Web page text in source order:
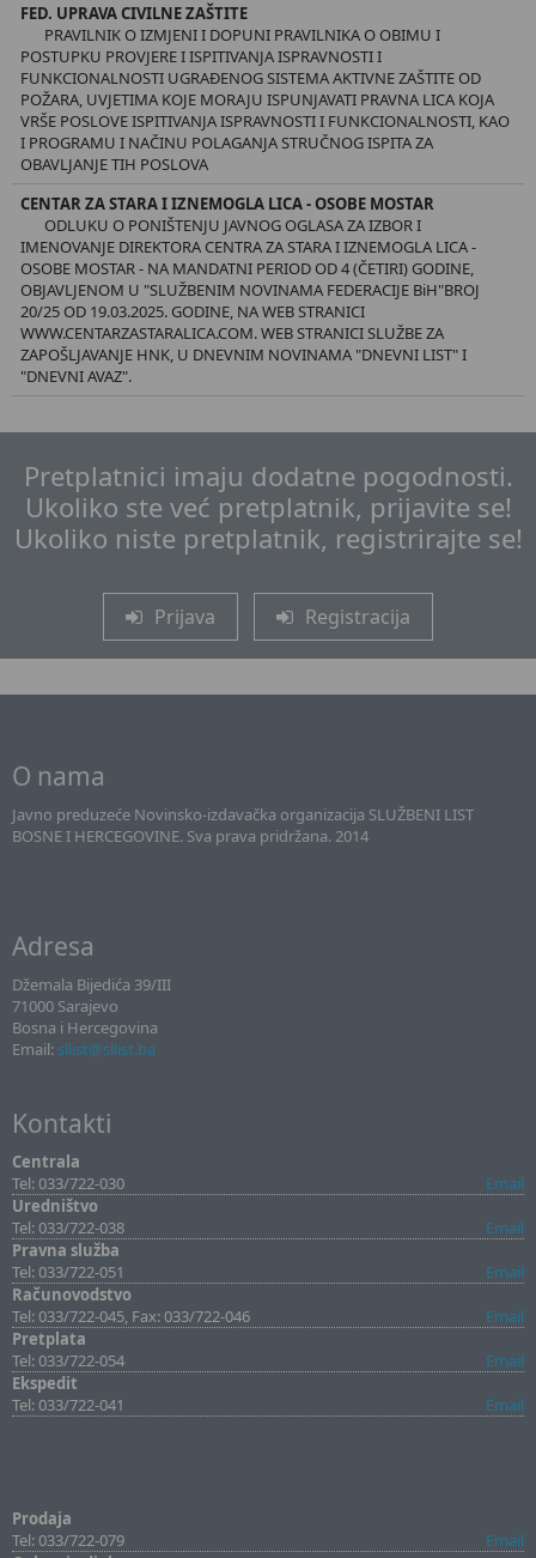
FED. UPRAVA CIVILNE ZAŠTITE
PRAVILNIK O IZMJENI I DOPUNI PRAVILNIKA O OBIMU I
POSTUPKU PROVJERE I ISPITIVANJA ISPRAVNOSTI I
FUNKCIONALNOSTI UGRAĐENOG SISTEMA AKTIVNE ZAŠTITE OD
POŽARA, UVJETIMA KOJE MORAJU ISPUNJAVATI PRAVNA LICA KOJA
VRŠE POSLOVE ISPITIVANJA ISPRAVNOSTI I FUNKCIONALNOSTI, KAO
I PROGRAMU I NAČINU POLAGANJA STRUČNOG ISPITA ZA
OBAVLJANJE TIH POSLOVA
CENTAR ZA STARA I IZNEMOGLA LICA - OSOBE MOSTAR
ODLUKU O PONIŠTENJU JAVNOG OGLASA ZA IZBOR I
IMENOVANJE DIREKTORA CENTRA ZA STARA I IZNEMOGLA LICA -
OSOBE MOSTAR - NA MANDATNI PERIOD OD 4 (ČETIRI) GODINE,
OBJAVLJENOM U "SLUŽBENIM NOVINAMA FEDERACIJE BiH"BROJ
20/25 OD 19.03.2025. GODINE, NA WEB STRANICI
WWW.CENTARZASTARALICA.COM. WEB STRANICI SLUŽBE ZA
ZAPOŠLJAVANJE HNK, U DNEVNIM NOVINAMA "DNEVNI LIST" I
"DNEVNI AVAZ".
Pretplatnici imaju dodatne pogodnosti.
Ukoliko ste već pretplatnik, prijavite se!
Ukoliko niste pretplatnik, registrirajte se!
Prijava Registracija
O nama
Javno preduzeće Novinsko-izdavačka organizacija SLUŽBENI LIST
BOSNE I HERCEGOVINE. Sva prava pridržana. 2014
Adresa
Džemala Bijedića 39/III
71000 Sarajevo
Bosna i Hercegovina
Email: sllist@sllist.ba
Kontakti
Centrala
Tel: 033/722-030
Email
Uredništvo
Tel: 033/722-038
Email
Pravna služba
Tel: 033/722-051
Email
Računovodstvo
Tel: 033/722-045, Fax: 033/722-046
Email
Pretplata
Tel: 033/722-054
Email
Ekspedit
Tel: 033/722-041
Email
Prodaja
Tel: 033/722-079
Email